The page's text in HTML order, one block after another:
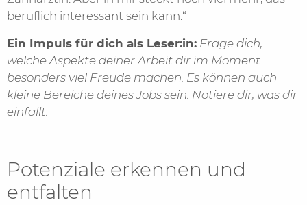
beruflich interessant sein kann.“
Ein Impuls für dich als Leser:in: Frage dich,
welche Aspekte deiner Arbeit dir im Moment
besonders viel Freude machen. Es können auch
kleine Bereiche deines Jobs sein. Notiere dir, was dir
einfällt.
Potenziale erkennen und
entfalten